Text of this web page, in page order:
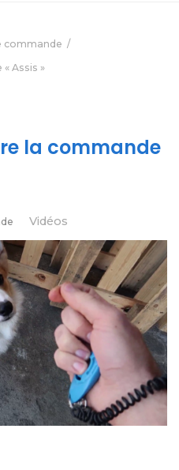
commande
Assis »
la commande
Vidéos